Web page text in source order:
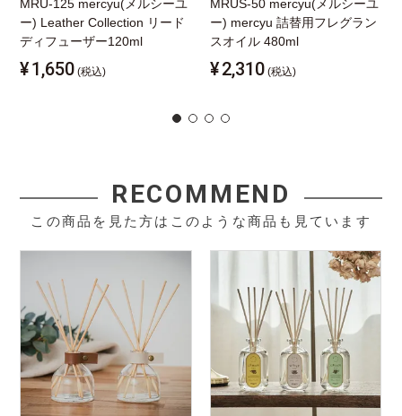
MRU-125 mercyu(メルシーユ
ー) Leather Collection リード
ディフューザー120ml
¥1,650 (税込)
MRUS-50 mercyu(メルシーユ
ー) mercyu 詰替用フレグラン
スオイル 480ml
¥2,310 (税込)
RECOMMEND
この商品を見た方はこのような商品も見ています